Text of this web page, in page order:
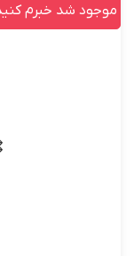
موجود شد خبرم